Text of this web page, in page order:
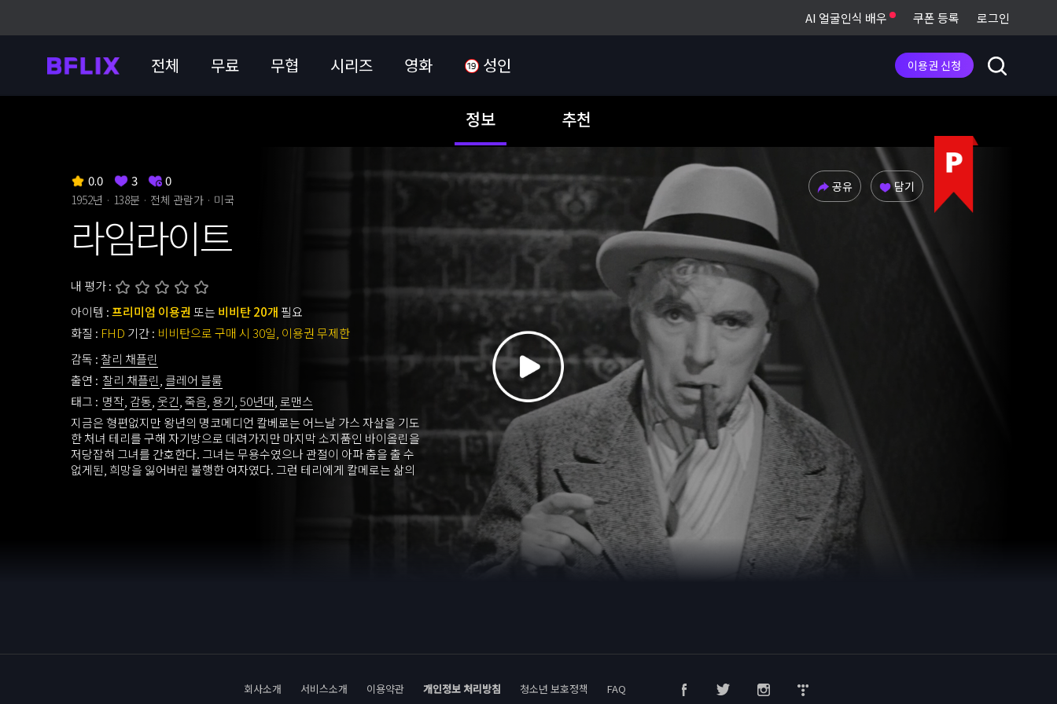
AI 얼굴인식 배우 쿠폰 등록 로그인
전체 무료 무협 시리즈 영화 성인 이용권 신청
정보 추천
0.0 3 0
1952년 · 138분 · 전체 관람가 · 미국
라임라이트
내 평가 :
아이템 :프리미엄 이용권또는 비비탄 20개 필요
화질 : FHD 기간 : 비비탄으로 구매 시 30일, 이용권 무제한
감독 : 찰리 채플린
출연 : 찰리 채플린 클레어 블룸
태그 : 명작 감동 웃긴 죽음 용기 50년대 로맨스
지금은 형편없지만 왕년의 명코메디언 칼베로는 어느날 가스 자살을 기도
한 처녀 테리를 구해 자기방으로 데려가지만 마지막 소지품인 바이올린을
저당잡혀 그녀를 간호한다. 그녀는 무용수였으나 관절이 아파 춤을 출 수
없게된, 희망을 잃어버린 불행한 여자였다. 그런 테리에게 칼메로는 삶의
뒤, 발레리나로 대성공을 거둔 테리는 떠돌이 악사가 된 칼베로를 만나자
공유 담기
회사소개 서비스소개 이용약관 개인정보 처리방침 청소년 보호정책 FAQ